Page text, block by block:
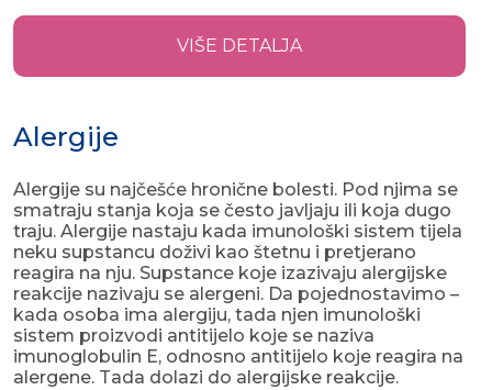
VIŠE DETALJA
Alergije
Alergije su najčešće hronične bolesti. Pod njima se
smatraju stanja koja se često javljaju ili koja dugo
traju. Alergije nastaju kada imunološki sistem tijela
neku supstancu doživi kao štetnu i pretjerano
reagira na nju. Supstance koje izazivaju alergijske
reakcije nazivaju se alergeni. Da pojednostavimo –
kada osoba ima alergiju, tada njen imunološki
sistem proizvodi antitijelo koje se naziva
imunoglobulin E, odnosno antitijelo koje reagira na
alergene. Tada dolazi do alergijske reakcije.